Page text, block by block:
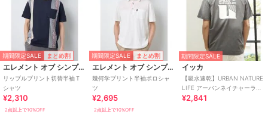
期間限定SALE まとめ割
エレメント オブ シンプルライフ
リップルプリント切替半袖Ｔ
シャツ
¥2,310
2点以上で10%OFF
期間限定SALE まとめ割
エレメント オブ シンプルライフ
幾何学プリント半袖ポロシャ
ツ
¥2,695
2点以上で10%OFF
期間限定SALE
イッカ
【吸水速乾】URBAN NATURE
LIFE アーバンネイチャーライ
フ ドライスピードプリントTシ
¥2,841